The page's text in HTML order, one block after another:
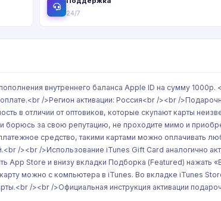
24/7
внутреннего баланса Apple ID на сумму 1000р.
/>Регион активации: Россия<br /><br /
в отличии от оптовиков, которые скупают карты
за свою репутацию, не проходите мимо и
средство, такими картами можно оплачивать
/><br />Использование iTunes Gift Card аналогично
App Store и внизу вкладки Подборка (Featured) нажать
можно с компьютера в iTunes. Во вкладке iTunes
/><br />Официальная инструкция активации